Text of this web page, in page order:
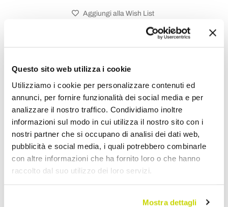
Questo sito web utilizza i cookie
Utilizziamo i cookie per personalizzare contenuti ed
annunci, per fornire funzionalità dei social media e per
analizzare il nostro traffico. Condividiamo inoltre
informazioni sul modo in cui utilizza il nostro sito con i
nostri partner che si occupano di analisi dei dati web,
pubblicità e social media, i quali potrebbero combinarle
con altre informazioni che ha fornito loro o che hanno
raccolto dal suo utilizzo dei loro servizi.
Mostra dettagli
Aggiungi alla Wish List
Invia la tua opinione su questo prodotto Stampa
Comò e Cassettiere